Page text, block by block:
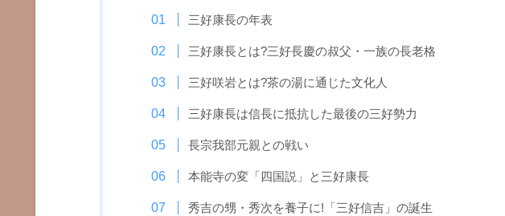
三好康長の年表
三好康長とは?三好長慶の叔父・一族の長老格
三好咲岩とは?茶の湯に通じた文化人
三好康長は信長に抵抗した最後の三好勢力
長宗我部元親との戦い
本能寺の変「四国説」と三好康長
秀吉の甥・秀次を養子に!「三好信吉」の誕生